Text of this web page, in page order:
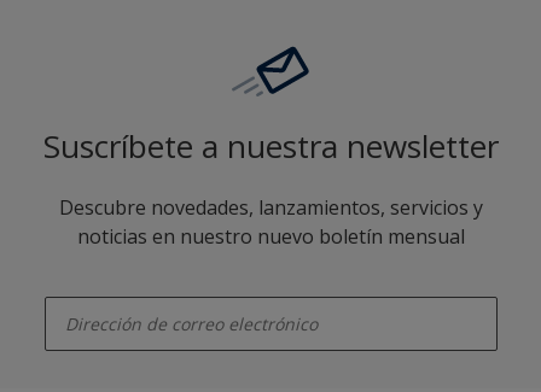
Suscríbete a nuestra newsletter
Descubre novedades, lanzamientos, servicios y
noticias en nuestro nuevo boletín mensual